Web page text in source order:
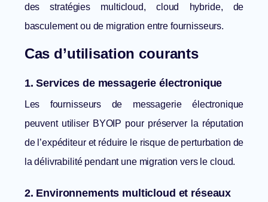
des stratégies multicloud, cloud hybride, de
basculement ou de migration entre fournisseurs.
Cas d’utilisation courants
1. Services de messagerie électronique
Les fournisseurs de messagerie électronique
peuvent utiliser BYOIP pour préserver la réputation
de l’expéditeur et réduire le risque de perturbation de
la délivrabilité pendant une migration vers le cloud.
2. Environnements multicloud et réseaux